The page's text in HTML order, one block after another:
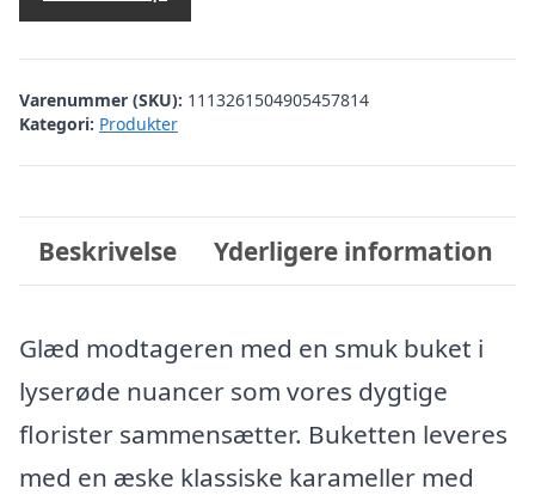
Varenummer (SKU): 1113261504905457814
Kategori: Produkter
Beskrivelse Yderligere information
Glæd modtageren med en smuk buket i
lyserøde nuancer som vores dygtige
florister sammensætter. Buketten leveres
med en æske klassiske karameller med